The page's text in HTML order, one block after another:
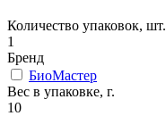
Количество упаковок, шт.
1
Бренд
БиоМастер
Вес в упаковке, г.
10